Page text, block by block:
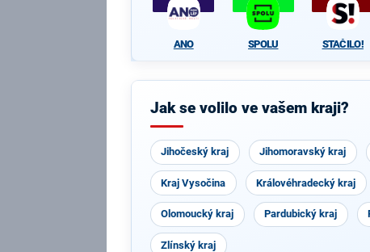
ANO SPOLU STAČILO!
Jak se volilo ve vašem kraji?
Jihočeský kraj Jihomoravský kraj
Kraj Vysočina Královéhradecký kraj
Olomoucký kraj Pardubický kraj
Zlínský kraj